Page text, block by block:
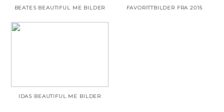
BEATES BEAUTIFUL ME BILDER FAVORITTBILDER FRA 2015
IDAS BEAUTIFUL ME BILDER